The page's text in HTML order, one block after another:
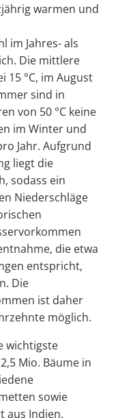
warmen und
im Jahres- als
Die mittlere
15 °C, im August
sind in
von 50 °C keine
im Winter und
Jahr. Aufgrund
liegt die
sodass ein
Niederschläge
die etwa
entspricht,
Die
ist daher
möglich.
wichtigste
Mio. Bäume in
sowie
aus Indien,